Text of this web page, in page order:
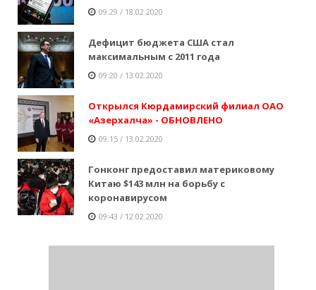
09:29 / 18.02.2020
Дефицит бюджета США стал
максимальным с 2011 года
09:20 / 13.02.2020
Открылся Кюрдамирский филиал ОАО
«Азерхалча» - ОБНОВЛЕНО
09:15 / 13.02.2020
Гонконг предоставил материковому
Китаю $143 млн на борьбу с
коронавирусом
09:43 / 12.02.2020